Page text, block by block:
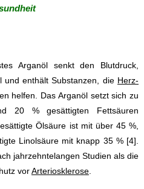
Arganöl senkt den Blutdruck,
und enthält Substanzen, die Herz-
helfen. Das Arganöl setzt sich zu
20 % gesättigten Fettsäuren
Ölsäure ist mit über 45 %,
Linolsäure mit knapp 35 % [4].
jahrzehntelangen Studien als die
vorArteriosklerose.